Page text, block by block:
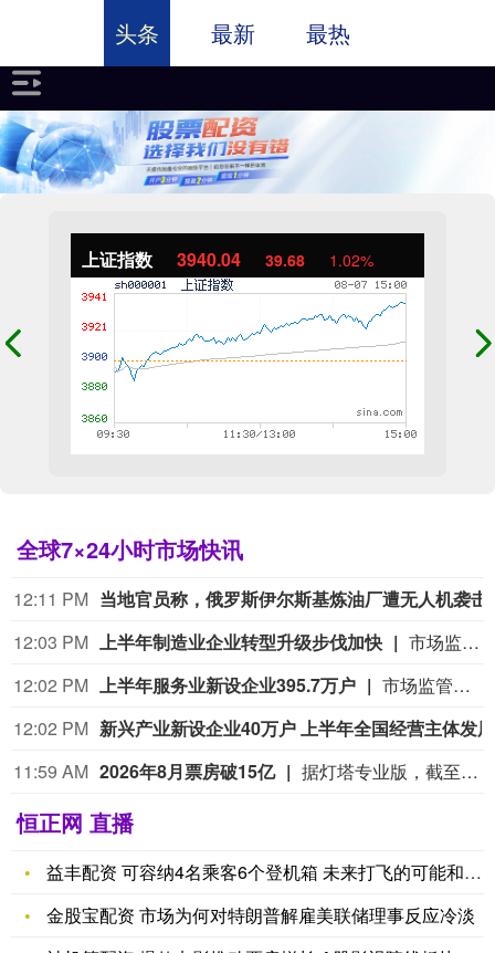
上证指数 3940.04 39.68 1.02%
全球7×24小时市场快讯
12:11 PM
12:03 PM 上半年制造业企业转型升级步伐加快
市场监管总局公布数据显示，上半年制造业企业转型升级步伐加快。作为实体经济的根基，制造业稳步发展壮大，相关企业不断向价值链上游攀升。一是装备制造业向高端迈进。上半年，高端装备制造业新设企业2.8万户，同比增长2.5%。其中，智能装备制造业增长6.4%，城市轨道装备制造业增长4.4%。二是高技术制造业增势强劲。截至6月底，高技术制造业企业总量达33.0万户，上半年新设1.5万户。其中，航天器及运载火箭制造业新设企业同比增长185.7%，光纤、光缆制造业增长129.4%，集成电路制造业增长24.2%。三是产能过剩行业企业有序出清。上半年，新能源汽车、光伏、锂电池产业相关企业注销7632户、5089户、155户，同比分别增长4.6%、8.3%、12.3%。
12:02 PM 上半年服务业新设企业395.7万户
市场监管总局公布数据显示，上半年服务业新设企业395.7万户，与去年同期持平。传统消费承压前行，新消费增长点活力显现，持续为扩内需促消费注入新动能。一是传统商贸企业稳中有增。上半年，批发零售业新设企业173.7万户，同比增长2.9%。二是新型消费业态活力迸发。“银发经济”产业新设相关企业3.1万户，同比增长16.0%；文化旅游产业新设相关企业147.5万户，保持较快增长势头；“名特优新”个体工商户达到18.4万户。三是高技术服务业加速壮大。信息传输和软件技术服务业新设企业32.2万户，同比增长3.3%；检验检测服务业新设企业1.6万户，增长43.9%；科技成果转化服务业新设企业45.9万户，增长6.8%。
12:02 PM
11:59 AM 2026年8月票房破15亿 据灯塔专业版，截至8月8日，2026年8月总票房（含预售）突破15亿，《蜘蛛侠：崭新之日》《八仙！》《功夫女足》《年会不能停！2》《痴迷》暂列8月票房榜前五。
恒正网 直播
益丰配资 可容纳4名乘客6个登机箱 未来打飞的可能和出租车一
金股宝配资 市场为何对特朗普解雇美联储理事反应冷淡
头条 最新 最热